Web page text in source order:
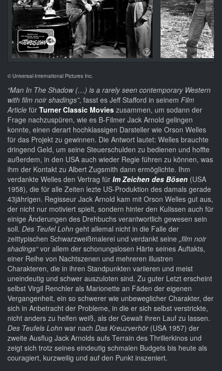
© Universal-International Pictures Inc.
“Man In The Shadow (…) is a rarely seen contemporary Western
with film noir shadings”, fasst es Jeff Stafford in seinem Film
Article für Turner Classic Movies zusammen, um sodann der
Frage nachzuspüren, wie es B-Filmer Jack Arnold gelingen
konnte, einen derart hochklassigen Darsteller wie Orson Welles
für das Projekt zu gewinnen. Die Antwort lautet: Welles brauchte
dringend Geld, um seine Steuerschulden zu bedienen und hoffte
außerdem, in den USA auch wieder Regie führen zu können, was
ihm der Kontakt zu Albert Zugsmith dann ermöglichte. Ihm
verdankte Welles den Vertrag für Im Zeichen des Bösen (USA
1958), die für alle Zeiten lezte US-Produktion des damals gerade
43jährigen. Regisseur Jack Arnold kam mit Orson Welles gut aus,
der nicht nur motiviert spielt, sondern hinter den Kulissen auch für
einige Änderungen des Drehbuchs verantwortlich gewesen sein
soll. Des Teufel Lohn geht allemal nicht in die Falle der
zeittypischen Schwarzweißmalerei und verdankt seine „film noir
shadings“vor allem der schonungslosen Härte seines Auftakts,
einer Reihe von Nachtszenen und mehreren illustren
Charakteren, die in ihren Standpunkten variieren und meist
uneindeutig und schwer auszuloten sind. Zu guter Letzt erscheint
selbst Virgil Renchler als Marionette an Fäden der eigenen
Vergangenheit, ein so schwerer wie unbeweglicher Charakter, der
sich in Anbetracht der Probleme, in die er sich selbst verstrickte,
nicht anders zu helfen weiß, als der Gewalt ihren Lauf zu lassen.
Des Teufels Lohn war nach Das Kreuzverhör(USA 1957) der
zweite Ausflug Jack Arnolds aufs Terrain des Thrillerkinos und
zeigt sich trotz seines eindeutig schmalen Budgets bis heute als
couragiert, kurzweilig und auf den Punkt inszeniert.